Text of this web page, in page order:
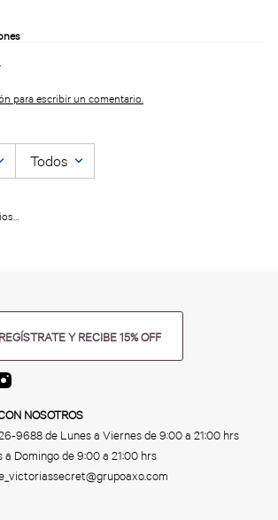
para escribir un comentario.
Todos
REGÍSTRATE Y RECIBE 15% OFF
NOSOTROS
9688de Lunes a Viernes de 9:00 a 21:00 hrs
a Domingo de 9:00 a 21:00 hrs